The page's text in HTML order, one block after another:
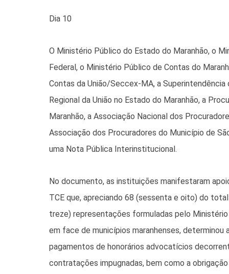
Dia 10
O Ministério Público do Estado do Maranhão, o
Federal, o Ministério Público de Contas do
Contas da União/Seccex-MA, a Superintendência
Regional da União no Estado do Maranhão, a
Maranhão, a Associação Nacional dos
Associação dos Procuradores do Município de
uma Nota Pública Interinstitucional.
No documento, as instituições manifestaram
TCE que, apreciando 68 (sessenta e oito) do
treze) representações formuladas pelo
em face de municípios maranhenses, determinou
pagamentos de honorários advocatícios
contratações impugnadas, bem como a